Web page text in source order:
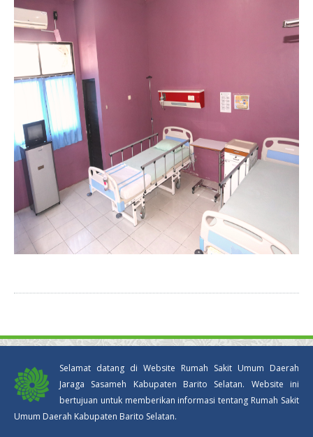
Selamat datang di Website Rumah Sakit Umum Daerah
Jaraga Sasameh Kabupaten Barito Selatan. Website ini
bertujuan untuk memberikan informasi tentang Rumah Sakit
Umum Daerah Kabupaten Barito Selatan.